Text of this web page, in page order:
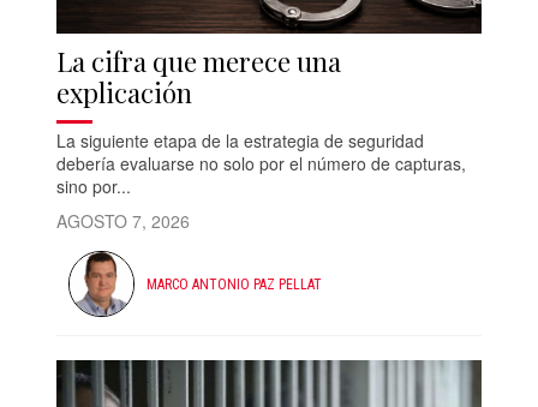
La cifra que merece una
explicación
La siguiente etapa de la estrategia de seguridad
debería evaluarse no solo por el número de capturas,
sino por...
AGOSTO 7, 2026
MARCO ANTONIO PAZ PELLAT